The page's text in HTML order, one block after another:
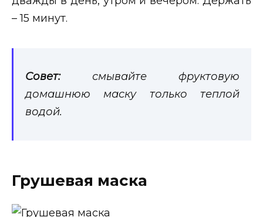
– 15 минут.
Совет:смывайте фруктовую
домашнюю маску только теплой
водой.
Грушевая маска